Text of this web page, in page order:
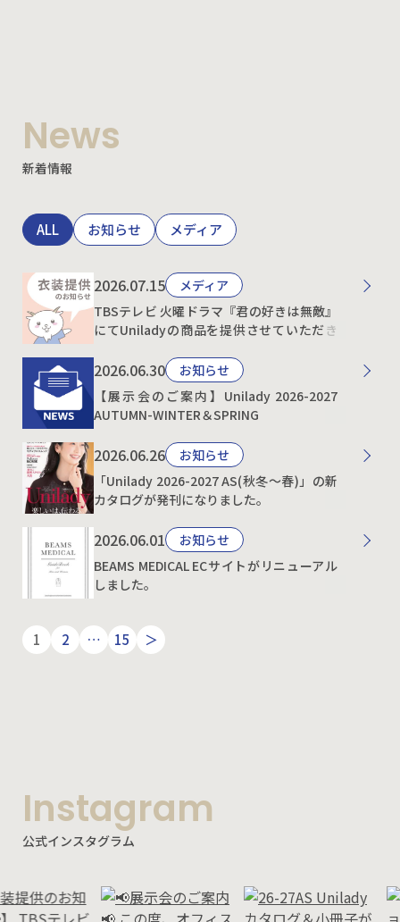
新着情報
News
公式インスタグラム
Instagram